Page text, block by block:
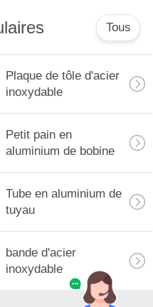
Tous
Plaque de tôle d'acier
inoxydable
Petit pain en
aluminium de bobine
Tube en aluminium de
tuyau
bande d'acier
inoxydable